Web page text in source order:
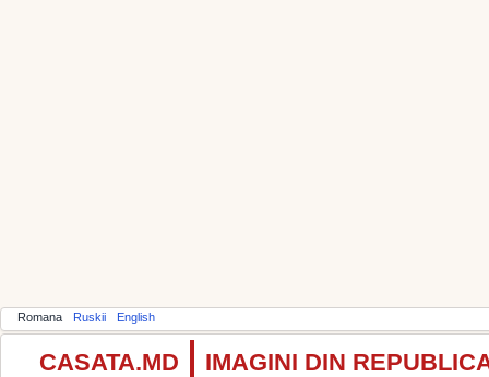
Romana Ruskii English
CASATA.MD IMAGINI DIN